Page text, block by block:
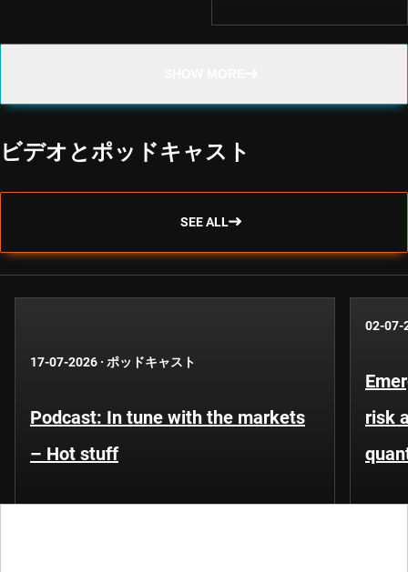
ビデオとポッドキャスト
SEE ALL
17-07-2026 · ポッドキャスト
Podcast: In tune with the markets
– Hot stuff
02-07-
risk